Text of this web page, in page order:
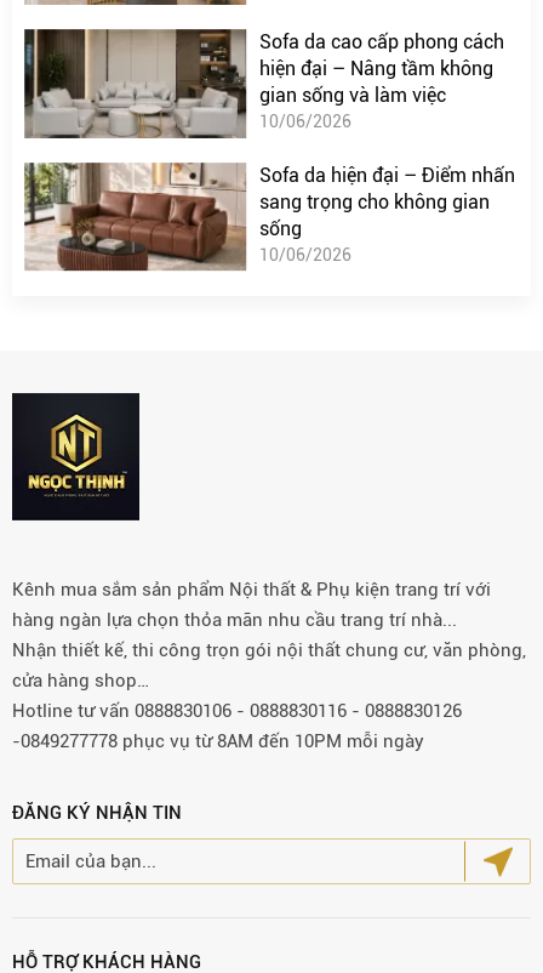
Sofa da cao cấp phong cách
hiện đại – Nâng tầm không
gian sống và làm việc
10/06/2026
Sofa da hiện đại – Điểm nhấn
sang trọng cho không gian
sống
10/06/2026
Kênh mua sắm sản phẩm Nội thất & Phụ kiện trang trí với
hàng ngàn lựa chọn thỏa mãn nhu cầu trang trí nhà...
Nhận thiết kế, thi công trọn gói nội thất chung cư, văn phòng,
cửa hàng shop…
Hotline tư vấn 0888830106 - 0888830116 - 0888830126
-0849277778 phục vụ từ 8AM đến 10PM mỗi ngày
ĐĂNG KÝ NHẬN TIN
HỖ TRỢ KHÁCH HÀNG